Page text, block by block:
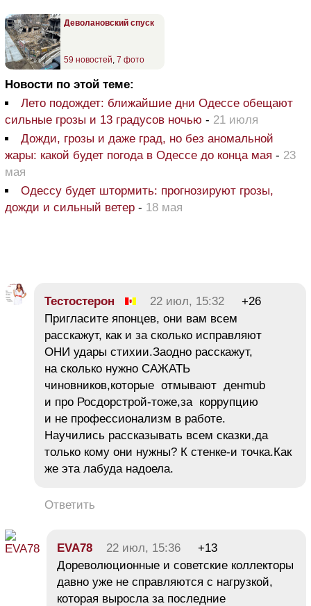
Деволановский спуск
59 новостей, 7 фото
Новости по этой теме:
Лето подождет: ближайшие дни Одессе обещают
сильные грозы и 13 градусов ночью - 21 июля
Дожди, грозы и даже град, но без аномальной
жары: какой будет погода в Одессе до конца мая - 23
мая
Одессу будет штормить: прогнозируют грозы,
дожди и сильный ветер - 18 мая
Тестостерон 22 июл, 15:32
+26
Пригласите японцев, они вам всем
расскажут, как и за сколько исправляют
ОНИ удары стихии.Заодно расскажут,
на сколько нужно САЖАТЬ
чиновников,которые отмывают денmub
и про Росдорстрой-тоже,за коррупцию
и не профессионализм в работе.
Научились рассказывать всем сказки,да
только кому они нужны? К стенке-и точка.Как
же эта лабуда надоела.
Ответить
EVA78 22 июл, 15:36
+13
Дореволюционные и советские коллекторы
давно уже не справляются с нагрузкой,
которая выросла за последние